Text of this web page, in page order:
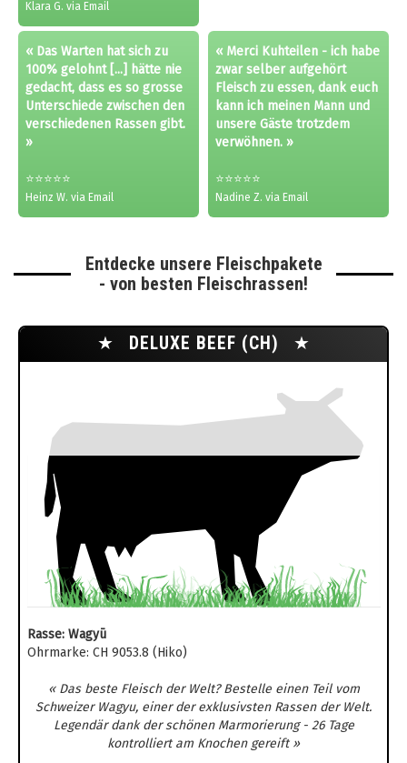
Klara G. via Email
« Das Warten hat sich zu
100% gelohnt [...] hätte nie
gedacht, dass es so grosse
Unterschiede zwischen den
verschiedenen Rassen gibt.
»
⭐⭐⭐⭐⭐
Heinz W. via Email
« Merci Kuhteilen - ich habe
zwar selber aufgehört
Fleisch zu essen, dank euch
kann ich meinen Mann und
unsere Gäste trotzdem
verwöhnen. »
⭐⭐⭐⭐⭐
Nadine Z. via Email
Entdecke unsere Fleischpakete
- von besten Fleischrassen!
★ DELUXE BEEF (CH) ★
Rasse: Wagyū
Ohrmarke: CH 9053.8 (Hiko)
« Das beste Fleisch der Welt? Bestelle einen Teil vom
Schweizer Wagyu, einer der exklusivsten Rassen der Welt.
Legendär dank der schönen Marmorierung - 26 Tage
kontrolliert am Knochen gereift »